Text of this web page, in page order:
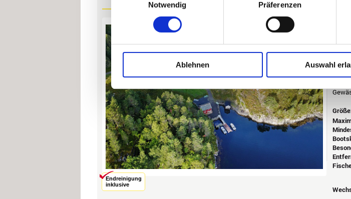
Notwendig
Präferenzen
Ablehnen Auswahl
Endreinigung
inklusive
Tolle,